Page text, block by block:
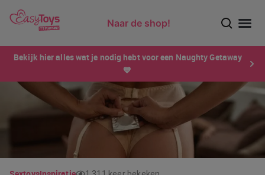
Naar de shop!
Bekijk hier alles wat je nodig hebt voor een Naughty Getaway
💙